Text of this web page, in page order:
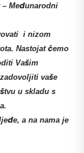
Međunarodni
i nizom
Nastojat ćemo
Vašim
vaše
u skladu s
a na nama je